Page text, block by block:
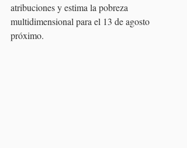
atribuciones y estima la pobreza
multidimensional para el 13 de agosto
próximo.